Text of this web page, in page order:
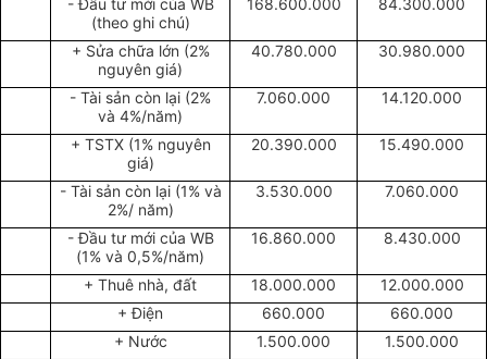
- Đầu tư mới của WB
(theo ghi chú)
168.600.000 84.300.000
+ Sửa chữa lớn (2%
nguyên giá)
40.780.000 30.980.000
- Tài sản còn lại (2%
và 4%/năm)
7.060.000 14.120.000
+ TSTX (1% nguyên
giá)
20.390.000 15.490.000
- Tài sản còn lại (1% và
2%/ năm)
3.530.000 7.060.000
- Đầu tư mới của WB
(1% và 0,5%/năm)
16.860.000 8.430.000
+ Thuê nhà, đất 18.000.000
12.000.000
+ Điện
660.000
660.000
+ Nước
1.500.000
1.500.000